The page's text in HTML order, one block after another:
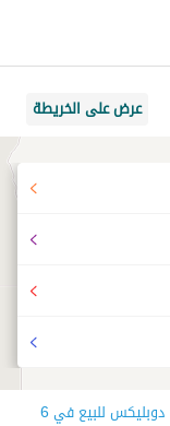
عرض على الخريطة
دوبليكس للبيع في 6